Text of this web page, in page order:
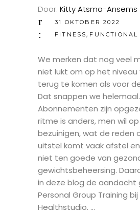
Door: Kitty Atsma-Ansems
31 OKTOBER 2022
FITNESS, FUNCTIONAL
We merken dat nog veel
niet lukt om op het niveau
terug te komen als voor
Dat snappen we helemaal.
Abonnementen zijn
ritme is anders, men wil
bezuinigen, wat de reden
uitstel komt vaak afstel
niet ten goede van
gewichtsbeheersing.
in deze blog de aandacht
Personal Group Training
Healthstudio.